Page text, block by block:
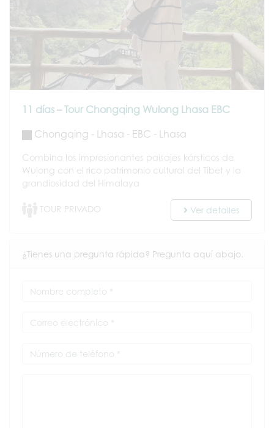
11 días – Tour Chongqing Wulong Lhasa EBC
Chongqing - Lhasa - EBC - Lhasa
Combina los impresionantes paisajes kársticos de
Wulong con el rico patrimonio cultural del Tíbet y la
grandiosidad del Himalaya
TOUR PRIVADO Ver detalles
¿Tienes una pregunta rápida? Pregunta aquí abajo.